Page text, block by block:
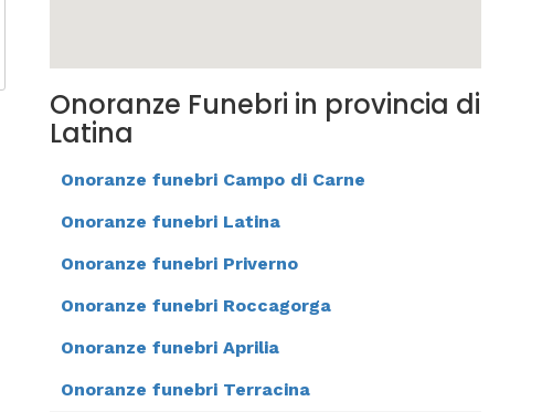
Onoranze Funebri in provincia di
Latina
Onoranze funebri Campo di Carne
Onoranze funebri Latina
Onoranze funebri Priverno
Onoranze funebri Roccagorga
Onoranze funebri Aprilia
Onoranze funebri Terracina